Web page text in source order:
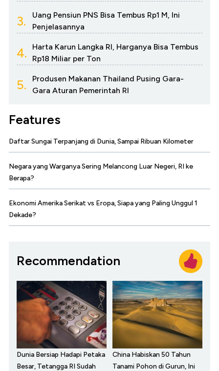
3.
Uang Pensiun PNS Bisa Tembus Rp1 M, Ini
Penjelasannya
4.
Harta Karun Langka RI, Harganya Bisa Tembus
Rp18 Miliar per Ton
5.
Produsen Makanan Thailand Pusing Gara-
Gara Aturan Pemerintah RI
Features
Daftar Sungai Terpanjang di Dunia, Sampai Ribuan Kilometer
Negara yang Warganya Sering Melancong Luar Negeri, RI ke
Berapa?
Ekonomi Amerika Serikat vs Eropa, Siapa yang Paling Unggul 1
Dekade?
Recommendation
Dunia Bersiap Hadapi Petaka
Besar, Tetangga RI Sudah
China Habiskan 50 Tahun
Tanami Pohon di Gurun, Ini